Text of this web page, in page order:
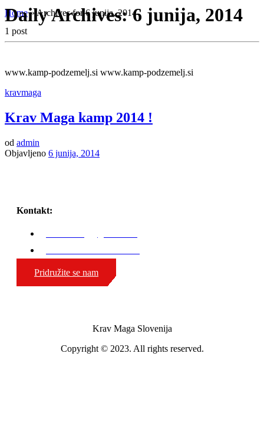
Home» Archives for 6 junija, 2014
Daily Archives:6 junija, 2014
1 post
www.kamp-podzemelj.si www.kamp-podzemelj.si
kravmaga
Krav Maga kamp 2014 !
od admin
Objavljeno 6 junija, 2014
Kontakt:
Pridružite se nam
Krav Maga Slovenija
Copyright © 2023. All rights reserved.